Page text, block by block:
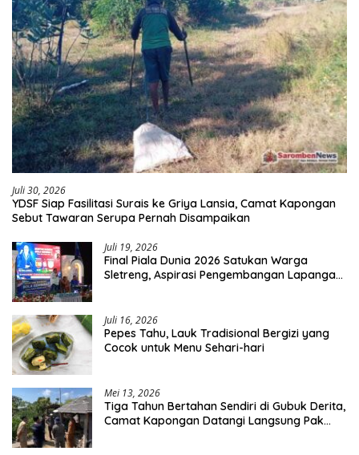
Juli 30, 2026
YDSF Siap Fasilitasi Surais ke Griya Lansia, Camat Kapongan
Sebut Tawaran Serupa Pernah Disampaikan
Juli 19, 2026
Final Piala Dunia 2026 Satukan Warga
Sletreng, Aspirasi Pengembangan Lapangan
Juli 16, 2026
Pepes Tahu, Lauk Tradisional Bergizi yang
Cocok untuk Menu Sehari-hari
Mei 13, 2026
Tiga Tahun Bertahan Sendiri di Gubuk Derita,
Camat Kapongan Datangi Langsung Pak